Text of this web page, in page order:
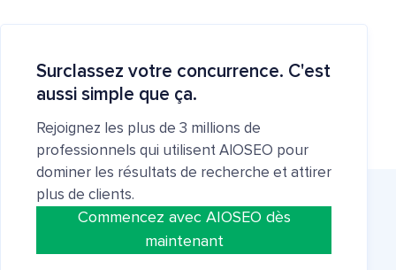
Surclassez votre concurrence. C'est
aussi simple que ça.
Rejoignez les plus de 3 millions de
professionnels qui utilisent AIOSEO pour
dominer les résultats de recherche et attirer
plus de clients.
Commencez avec AIOSEO dès
maintenant